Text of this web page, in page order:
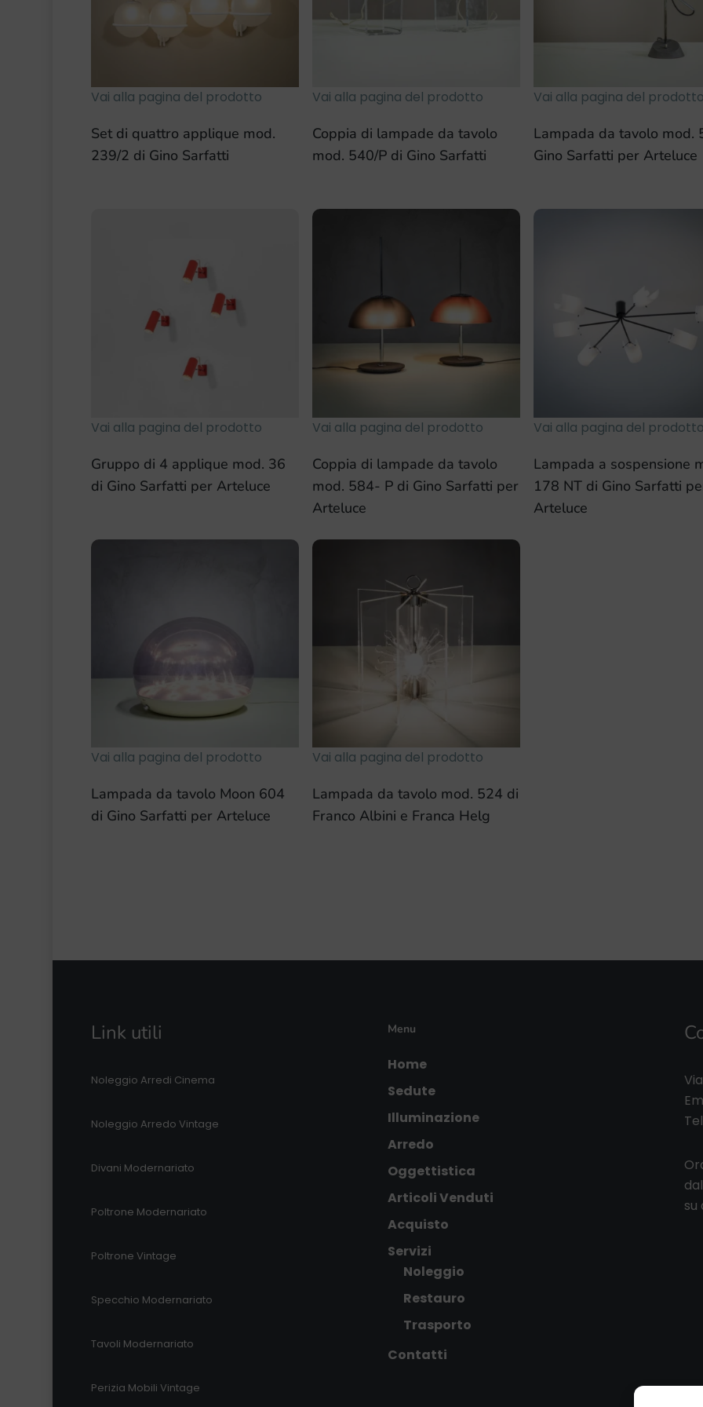
Vai alla pagina del prodotto
Set di quattro applique mod.
239/2 di Gino Sarfatti
Vai alla pagina del prodotto
Coppia di lampade da tavolo
mod. 540/P di Gino Sarfatti
Vai alla pagina del prodotto
Lampada da tavolo mod.
Gino Sarfatti per Arteluce
Vai alla pagina del prodotto
Gruppo di 4 applique mod. 36
di Gino Sarfatti per Arteluce
Vai alla pagina del prodotto
Coppia di lampade da tavolo
mod. 584- P di Gino Sarfatti per
Arteluce
Vai alla pagina del prodotto
Lampada a sospensione
178 NT di Gino Sarfatti
Arteluce
Vai alla pagina del prodotto
Lampada da tavolo Moon 604
di Gino Sarfatti per Arteluce
Vai alla pagina del prodotto
Lampada da tavolo mod. 524 di
Franco Albini e Franca Helg
Link utili
Noleggio Arredi Cinema
Noleggio Arredo Vintage
Divani Modernariato
Poltrone Modernariato
Poltrone Vintage
Specchio Modernariato
Tavoli Modernariato
Perizia Mobili Vintage
Menu
Home
Sedute
Illuminazione
Arredo
Oggettistica
Articoli Venduti
Acquisto
Servizi
Noleggio
Restauro
Trasporto
Contatti